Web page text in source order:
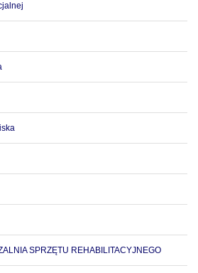
SPRZĘTU REHABILITACYJNEGO